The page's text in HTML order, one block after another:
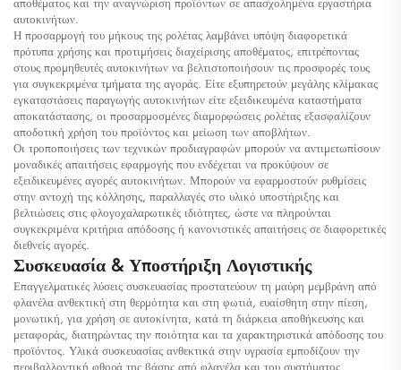
αυτοκινήτων.
Η προσαρμογή του μήκους της ρολέτας λαμβάνει υπόψη διαφορετικά
πρότυπα χρήσης και προτιμήσεις διαχείρισης αποθέματος, επιτρέποντας
στους προμηθευτές αυτοκινήτων να βελτιστοποιήσουν τις προσφορές τους
για συγκεκριμένα τμήματα της αγοράς. Είτε εξυπηρετούν μεγάλης κλίμακας
εγκαταστάσεις παραγωγής αυτοκινήτων είτε εξειδικευμένα καταστήματα
αποκατάστασης, οι προσαρμοσμένες διαμορφώσεις ρολέτας εξασφαλίζουν
αποδοτική χρήση του προϊόντος και μείωση των αποβλήτων.
Οι τροποποιήσεις των τεχνικών προδιαγραφών μπορούν να αντιμετωπίσουν
μοναδικές απαιτήσεις εφαρμογής που ενδέχεται να προκύψουν σε
εξειδικευμένες αγορές αυτοκινήτων. Μπορούν να εφαρμοστούν ρυθμίσεις
στην αντοχή της κόλλησης, παραλλαγές στο υλικό υποστήριξης και
βελτιώσεις στις φλογοχαλαρωτικές ιδιότητες, ώστε να πληρούνται
συγκεκριμένα κριτήρια απόδοσης ή κανονιστικές απαιτήσεις σε διαφορετικές
διεθνείς αγορές.
Συσκευασία & Υποστήριξη Λογιστικής
Επαγγελματικές λύσεις συσκευασίας προστατεύουν τη μαύρη μεμβράνη από
φλανέλα ανθεκτική στη θερμότητα και στη φωτιά, ευαίσθητη στην πίεση,
μονωτική, για χρήση σε αυτοκίνητα, κατά τη διάρκεια αποθήκευσης και
μεταφοράς, διατηρώντας την ποιότητα και τα χαρακτηριστικά απόδοσης του
προϊόντος. Υλικά συσκευασίας ανθεκτικά στην υγρασία εμποδίζουν την